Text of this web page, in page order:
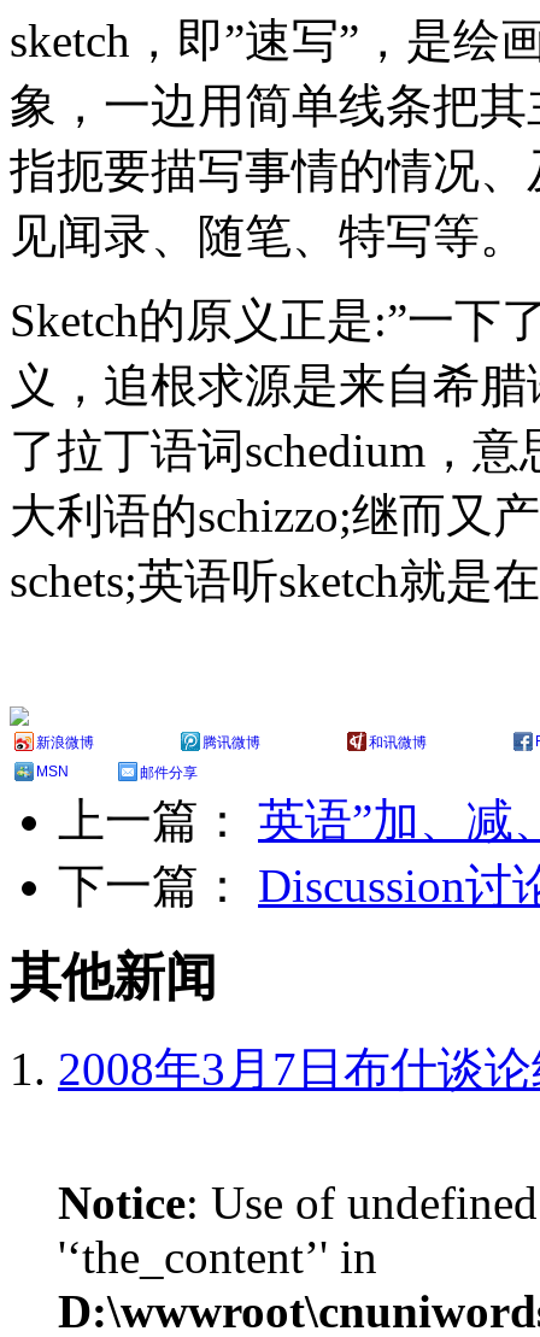
sketch，即”速写”，是绘
象，一边用简单线条把
指扼要描写事情的情况
见闻录、随笔、特写等。
Sketch的原义正是:”一下
义，追根求源是来自希
了拉丁语词schedium，
大利语的schizzo;继而又
schets;英语听sketch就是
新浪微博 腾讯微博 和讯微博
MSN
邮件分享
上一篇： 英语”加、减
下一篇： Discussion讨
其他新闻
2008年3月7日布什谈
Notice: Use of
'‘the_content’' in